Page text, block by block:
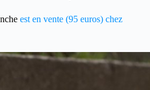
est en vente (95 euros) chez